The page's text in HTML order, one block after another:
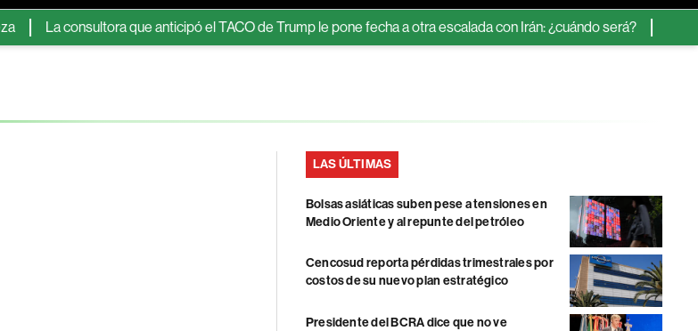
La consultora que anticipó el TACO de Trump le pone fecha a otra escalada con Irán: ¿cuándo será? Bolsas
LAS ÚLTIMAS
Bolsas asiáticas suben pese a tensiones en
Medio Oriente y al repunte del petróleo
Cencosud reporta pérdidas trimestrales por
costos de su nuevo plan estratégico
Presidente del BCRA dice que no ve